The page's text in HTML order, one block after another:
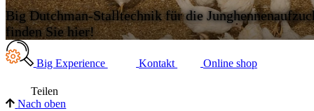
Big Dutchman-Stalltechnik für die
finden Sie hier!
Big Experience Kontakt Online shop
Teilen
Nach oben